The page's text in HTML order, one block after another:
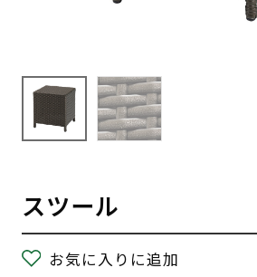
スツール
お気に入りに追加